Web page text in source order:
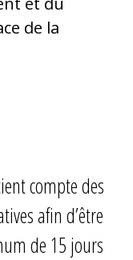
de la
compte des
afin d’être
de 15 jours